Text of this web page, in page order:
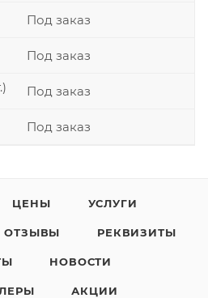
Под заказ
Под заказ
Под заказ
Под заказ
ЦЕНЫ УСЛУГИ
ОТЗЫВЫ РЕКВИЗИТЫ
НОВОСТИ
АКЦИИ